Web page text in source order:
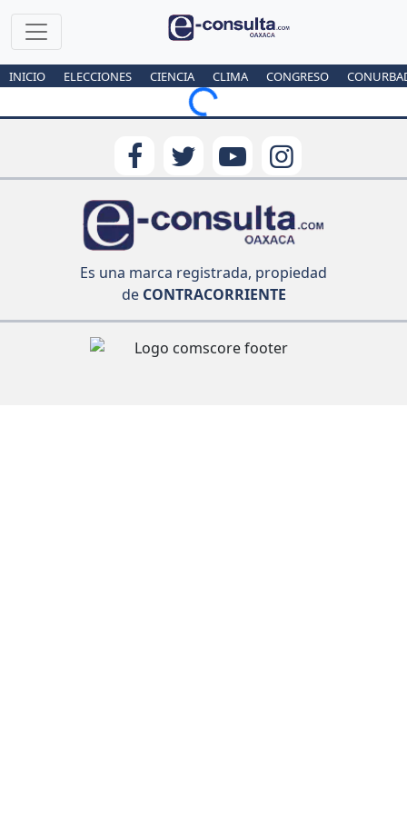
INICIO ELECCIONES CIENCIA CLIMA CONGRESO
Loading...
Es una marca registrada, propiedad
deCONTRACORRIENTE